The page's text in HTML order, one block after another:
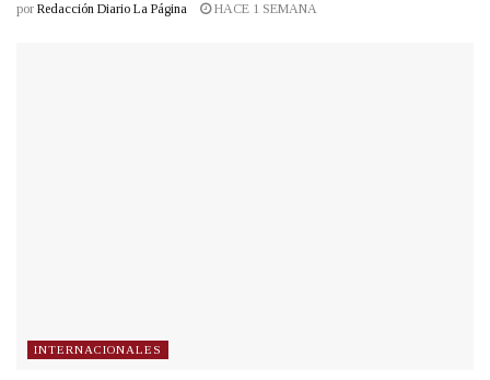
por Redacción Diario La Página HACE 1 SEMANA
INTERNACIONALES